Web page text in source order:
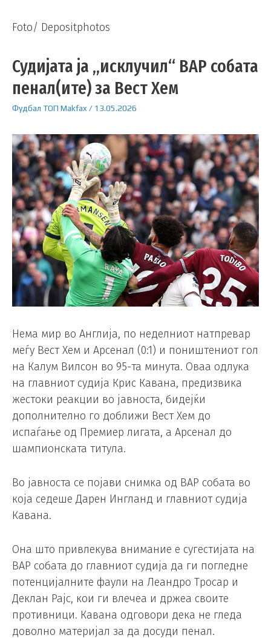
Foto/ Depositphotos
Судијата ја „исклучил“ ВАР собата
пенал(ите) за Вест Хем
Фудбал ТОП Makfax/ 13.05.2026
Нема мир во Англија, по неделниот натпревар
меѓу Вест Хем и Арсенал (0:1) и поништениот гол
на Калум Вилсон во 95-та минута. Оваа одлука
на главниот судија Крис Кавана, предизвика
жестоки реакции во јавноста, бидејќи
дополнително го доближи Вест Хем до
испаѓање од Премиер лигата, а Арсенал до
шампионската титула.
Во јавноста се појави снимка од ВАР собата во
која седеше Дарен Ингланд и главниот судија
Кавана.
Она што привлекува внимание е сугестијата на
ВАР собата до главниот судија да ги погледне
потенцијалните фаули на Леандро Тросар и
Деклан Рајс, кои ги влечеа и држеа своите
противници. Кавана одговори дека не гледа
доволно материјал за да досуди пенал.